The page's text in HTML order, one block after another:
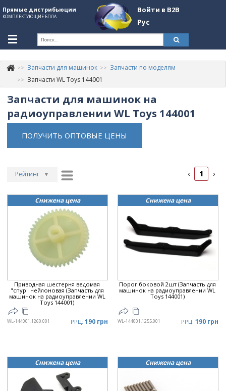
Прямые дистрибьюции
КОМПЛЕКТУЮЩИЕ БПЛА
Войти в B2B
Рус
+380507774092
Информация о компании
About Company
Обзоры
Бренды
Войти в B2B
Стать партнером
Запчасти для машинок
Запчасти по моделям
Запчасти WL Toys 144001
Запчасти для машинок на
радиоуправлении WL Toys 144001
ПОЛУЧИТЬ ОПТОВЫЕ ЦЕНЫ
Рейтинг ▼
Дата ▲
▼
Цена
Цена
‹ 1 ›
Снижена цена
Приводная шестерня ведомая
"спур" нейлоновая (Запчасть для
машинок на радиоуправлении WL
Toys 144001)
WL-144001.1260.001 РРЦ: 190 грн
Снижена цена
Порог боковой 2шт (Запчасть для
машинок на радиоуправлении WL
Toys 144001)
WL-144001.1255.001 РРЦ: 190 грн
Снижена цена Снижена цена